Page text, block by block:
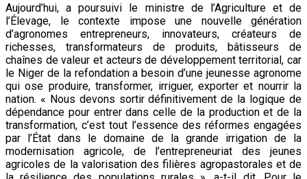
Aujourd’hui, a poursuivi le ministre de l’Agriculture et de
l’Élevage, le contexte impose une nouvelle génération
d’agronomes entrepreneurs, innovateurs, créateurs de
richesses, transformateurs de produits, bâtisseurs de
chaînes de valeur et acteurs de développement territorial, car
le Niger de la refondation a besoin d’une jeunesse agronome
qui ose produire, transformer, irriguer, exporter et nourrir la
nation. « Nous devons sortir définitivement de la logique de
dépendance pour entrer dans celle de la production et de la
transformation, c’est tout l’essence des réformes engagées
par l’État dans le domaine de la grande irrigation de la
modernisation agricole, de l’entrepreneuriat des jeunes
agricoles de la valorisation des filières agropastorales et de